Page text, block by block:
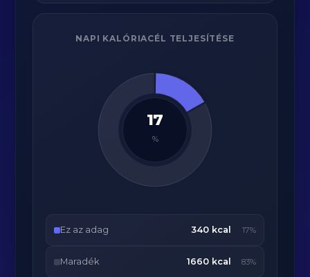
NAPI KALÓRIACÉL TELJESÍTÉSE
17
%
Ez az adag 340 kcal 17%
Maradék 1660 kcal 83%